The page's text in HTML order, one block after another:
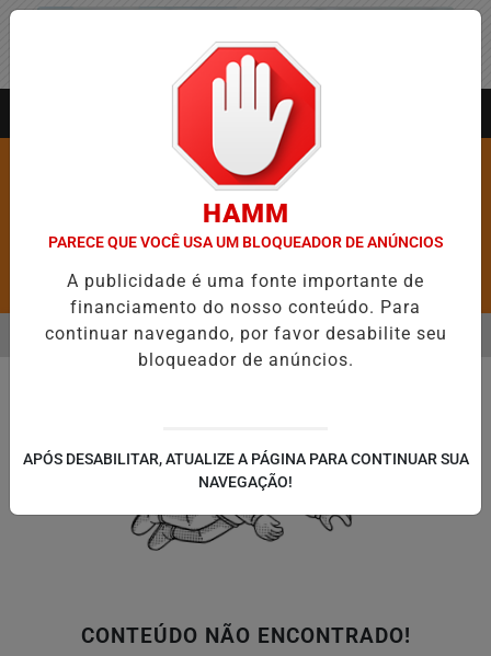
Pesquisar Notícia
ABRE 5,1 MIL NOVAS VAGAS DO ALUGUEL SOCIAL EM 40MENU
CONTEÚDO NÃO ENCONTRADO!
HAMM
PARECE QUE VOCÊ USA UM BLOQUEADOR DE ANÚNCIOS
A publicidade é uma fonte importante de
financiamento do nosso conteúdo. Para
continuar navegando, por favor desabilite seu
bloqueador de anúncios.
APÓS DESABILITAR, ATUALIZE A PÁGINA PARA CONTINUAR SUA
NAVEGAÇÃO!